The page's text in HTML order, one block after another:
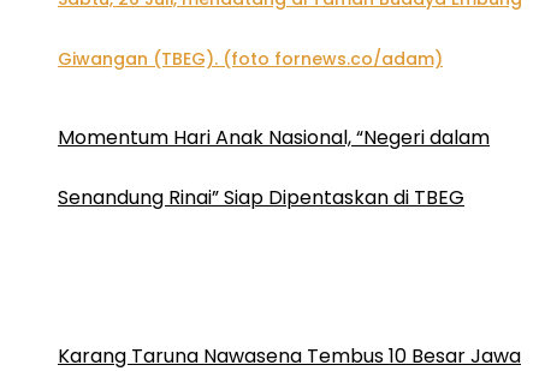
Momentum Hari Anak Nasional, “Negeri dalam
Senandung Rinai” Siap Dipentaskan di TBEG
Karang Taruna Nawasena Tembus 10 Besar Jawa